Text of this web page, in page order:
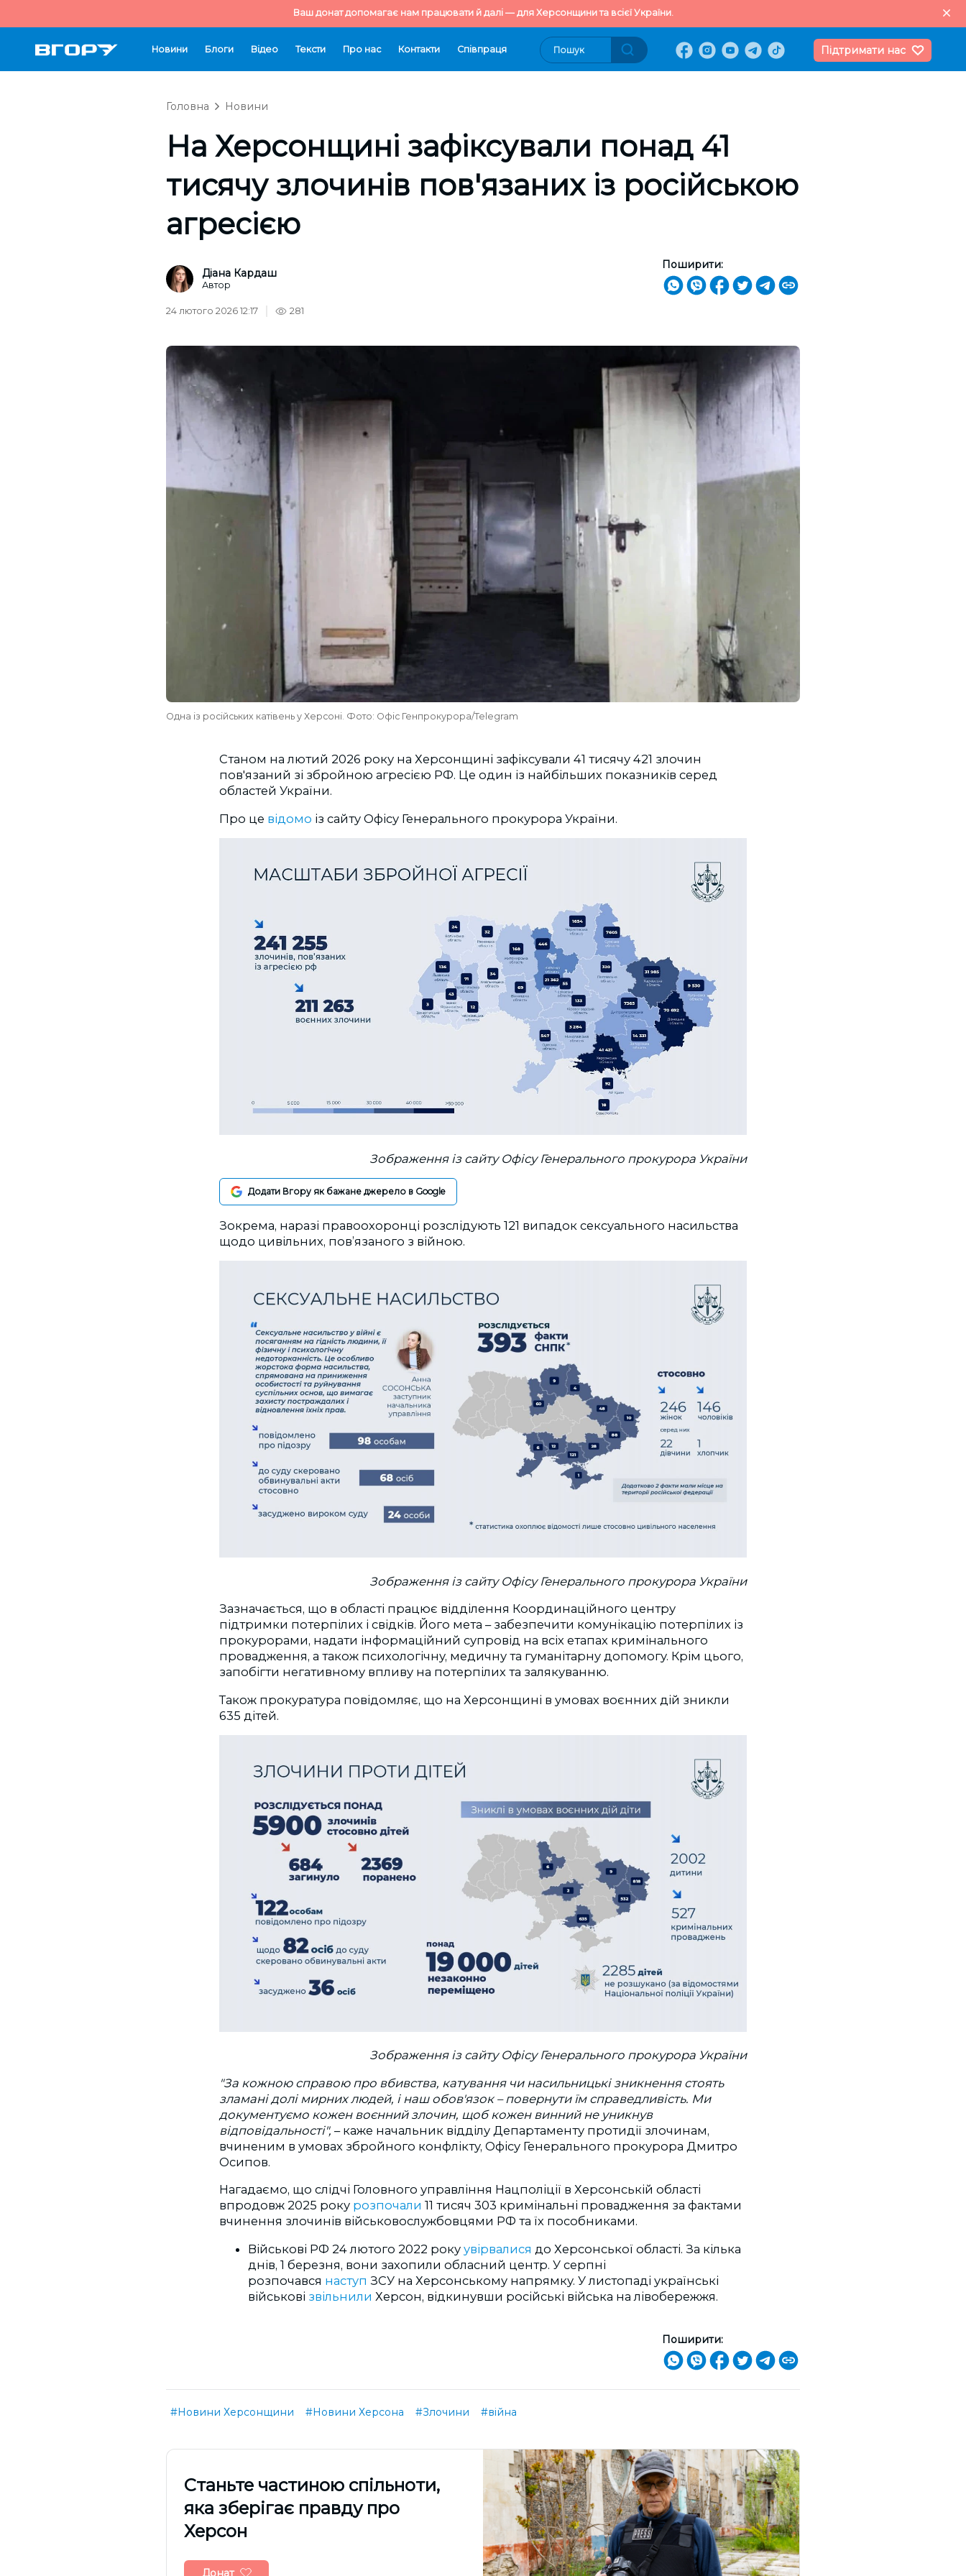
Ваш донат допомагає нам працювати й далі — для Херсонщини та всієї України.
Новини Блоги Відео Тексти Про нас Контакти Cпівпраця Підтримати нас
Головна Новини
На Херсонщині зафіксували понад 41
тисячу злочинів пов'язаних із російською
агресією
Діана Кардаш
Автор
Поширити:
24 лютого 2026 12:17 281
Одна із російських катівень у Херсоні. Фото: Офіс Генпрокурора/Telegram
Станом на лютий 2026 року на Херсонщині зафіксували 41 тисячу 421 злочин
пов'язаний зі збройною агресією РФ. Це один із найбільших показників серед
областей України.
Про це відомо із сайту Офісу Генерального прокурора України.
Зображення із сайту Офісу Генерального прокурора України
Додати Вгору як бажане джерело в Google
Зокрема, наразі правоохоронці розслідують 121 випадок сексуального насильства
щодо цивільних, пов’язаного з війною.
Зображення із сайту Офісу Генерального прокурора України
Зазначається, що в області працює відділення Координаційного центру
підтримки потерпілих і свідків. Його мета – забезпечити комунікацію потерпілих із
прокурорами, надати інформаційний супровід на всіх етапах кримінального
провадження, а також психологічну, медичну та гуманітарну допомогу. Крім цього,
запобігти негативному впливу на потерпілих та залякуванню.
Також прокуратура повідомляє, що на Херсонщині в умовах воєнних дій зникли
635 дітей.
Зображення із сайту Офісу Генерального прокурора України
"За кожною справою про вбивства, катування чи насильницькі зникнення стоять
зламані долі мирних людей, і наш обов'язок – повернути їм справедливість. Ми
документуємо кожен воєнний злочин, щоб кожен винний не уникнув
відповідальності", – каже начальник відділу Департаменту протидії злочинам,
вчиненим в умовах збройного конфлікту, Офісу Генерального прокурора Дмитро
Осипов.
Нагадаємо, що слідчі Головного управління Нацполіції в Херсонській області
впродовж 2025 року розпочали 11 тисяч 303 кримінальні провадження за фактами
вчинення злочинів військовослужбовцями РФ та їх пособниками.
Військові РФ 24 лютого 2022 року увірвалися до Херсонської області. За кілька
днів, 1 березня, вони захопили обласний центр. У серпні
розпочався наступ ЗСУ на Херсонському напрямку. У листопаді українські
військові звільнили Херсон, відкинувши російські війська на лівобережжя.
Поширити:
#Новини Херсонщини #Новини Херсона #Злочини #війна
Cтаньте частиною спільноти,
яка зберігає правду про
Херсон
Донат